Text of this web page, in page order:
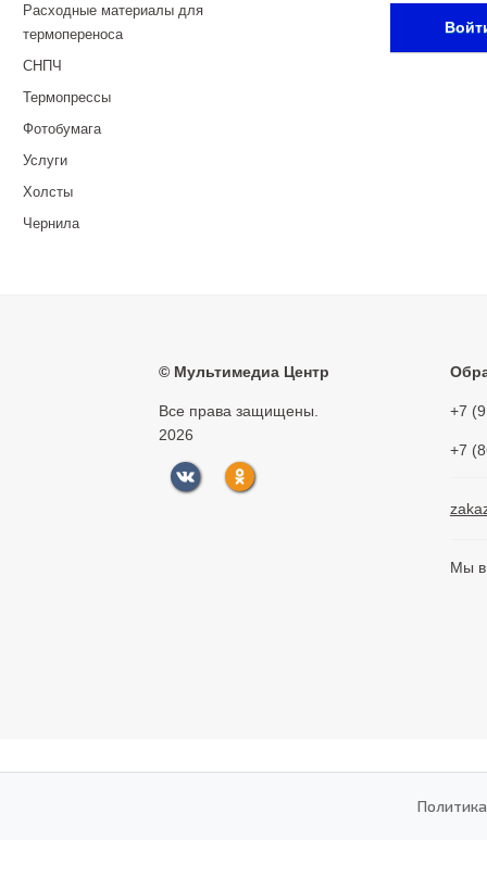
Расходные материалы для
термопереноса
СНПЧ
Термопрессы
Фотобумага
Услуги
Холсты
Чернила
©Мультимедиа Центр
Все права защищены.
2026
+7
+7
Мы в